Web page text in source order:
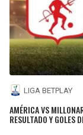
LIGA BETPLAY
AMÉRICA VS
RESULTADO Y GOLES